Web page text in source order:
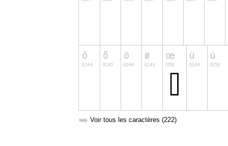
➥ Voir tous les caractères (222)